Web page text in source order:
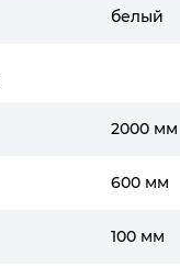
белый
2000 мм
600 мм
100 мм